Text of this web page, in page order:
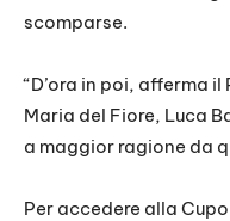
scomparse.
“D’ora in poi, afferma
Maria del Fiore, Luca
a maggior ragione da
Per accedere alla